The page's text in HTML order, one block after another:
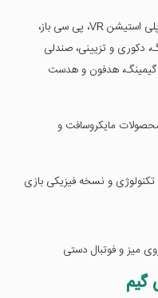
لوازم جانبی گیمینگ: اسپیکر، استریمر شو، پلی استیشن VR، پی سی باز،
دکوری و تزیینی، صندلی
گیمینگ، هدفون و هدست
مایکروسافت و
و نسخه فیزیکی بازی
میز و فوتبال دستی
گیم